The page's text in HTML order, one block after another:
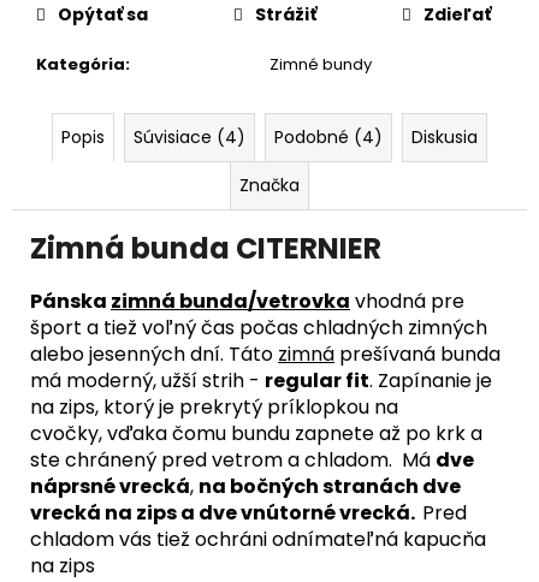
Kategória: Zimné bundy
Opýtať sa Strážiť Zdieľať
Popis Súvisiace (4) Podobné (4)
Diskusia
Značka
Zimná bunda CITERNIER
Pánska zimná bunda/vetrovka vhodná pre
šport a tiež voľný čas počas chladných zimných
alebo jesenných dní. Táto zimná prešívaná bunda
má moderný, užší strih - regular fit. Zapínanie je
na zips, ktorý je prekrytý príklopkou na
cvočky,vďaka čomu bundu zapnete až po krk a
ste chránený pred vetrom a chladom. Má dve
náprsné vrecká, na bočných stranách dve
vrecká na zips a dve vnútorné vrecká. Pred
chladom vás tiež ochráni odnímateľná kapucňa
na zips